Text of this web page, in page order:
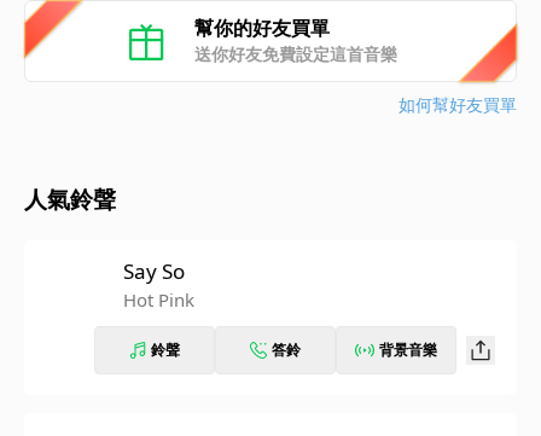
幫你的好友買單
送你好友免費設定這首音樂
如何幫好友買單
人氣鈴聲
Say So
Hot Pink
鈴聲 答鈴 背景音樂